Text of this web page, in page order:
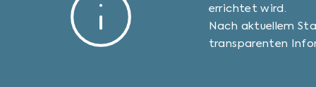
errichtet wird.
Nach aktuellem
transparenten